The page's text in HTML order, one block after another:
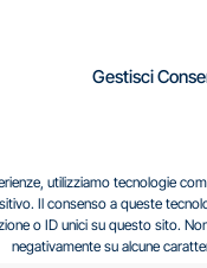
Gestisci
utilizziamo tecnologie
Il consenso a queste
o ID unici su questo sito.
negativamente su alcune